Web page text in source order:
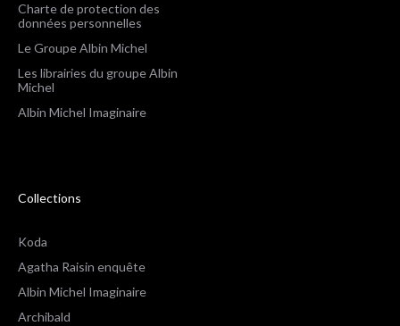
Charte de protection des
données personnelles
Le Groupe Albin Michel
Les librairies du groupe Albin
Michel
Albin Michel Imaginaire
Collections
Koda
Agatha Raisin enquête
Albin Michel Imaginaire
Archibald